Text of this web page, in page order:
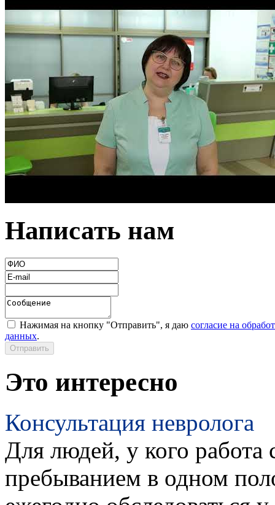
Написать нам
Нажимая на кнопку "Отправить", я даю согласие на
данных.
Это интересно
Консультация невролога
Для людей, у кого работа
пребыванием в одном